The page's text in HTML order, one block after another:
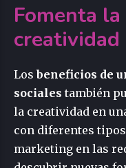
Fomenta
creatividad
Losbeneficios de
sociales también
la creatividad en
con diferentes
marketing en las